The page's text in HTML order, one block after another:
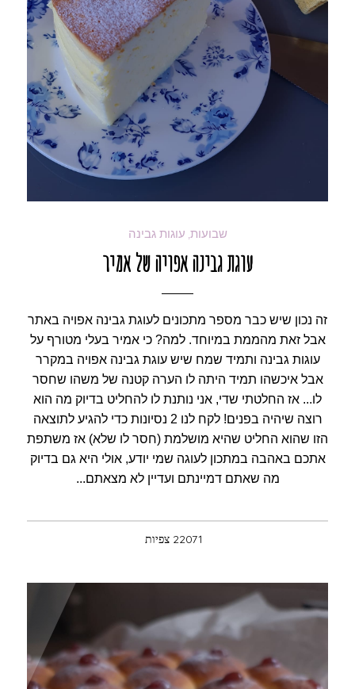
שבועות, עוגות גבינה
עוגת גבינה אפויה של אמיר
זה נכון שיש כבר מספר מתכונים לעוגת גבינה אפויה באתר
אבל זאת מהממת במיוחד. למה? כי אמיר בעלי מטורף על
עוגות גבינה ותמיד שמח שיש עוגת גבינה אפויה במקרר
אבל איכשהו תמיד היתה לו הערה קטנה של משהו שחסר
לו... אז החלטתי שדי, אני נותנת לו להחליט בדיוק מה הוא
רוצה שיהיה בפנים! לקח לנו 2 נסיונות כדי להגיע לתוצאה
הזו שהוא החליט שהיא מושלמת (חסר לו שלא) אז משתפת
אתכם באהבה במתכון לעוגה שמי יודע, אולי היא גם בדיוק
מה שאתם דמיינתם ועדיין לא מצאתם...
22071 צפיות